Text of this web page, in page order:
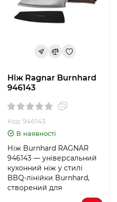
Ніж Ragnar Burnhard
946143
Код: 946143
В наявності
Ніж Burnhard RAGNAR
946143 — універсальний
кухонний ніж у стилі
BBQ-лінійки Burnhard,
створений для